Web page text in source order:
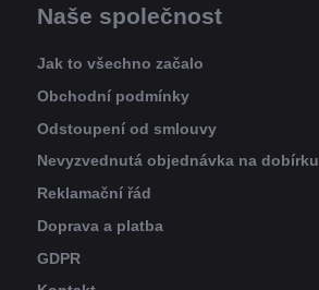
Naše společnost
Jak to všechno začalo
Obchodní podmínky
Odstoupení od smlouvy
Nevyzvednutá objednávka na dobírku
Reklamační řád
Doprava a platba
GDPR